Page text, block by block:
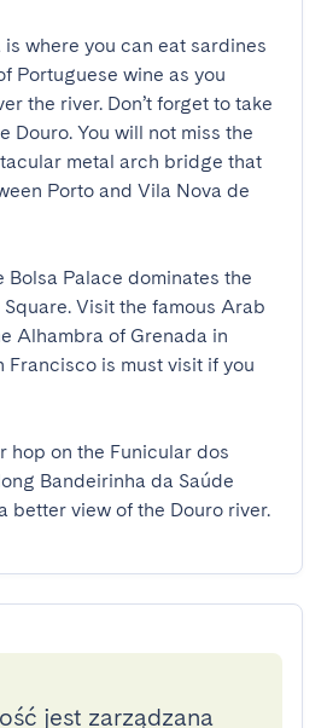
where you can eat sardines
Portuguese wine as you
the river. Don’t forget to take
Douro. You will not miss the
metal arch bridge that
Porto and Vila Nova de
Bolsa Palace dominates the
Visit the famous Arab
Alhambra of Grenada in
Francisco is must visit if you
hop on the Funicular dos
Bandeirinha da Saúde
better view of the Douro river.
jest zarządzana